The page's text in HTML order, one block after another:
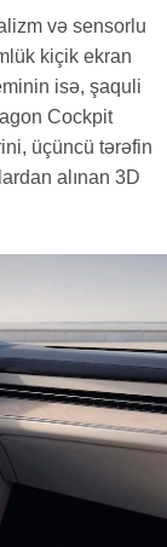
və sensorlu
kiçik ekran
isə, şaquli
Cockpit
üçüncü tərəfin
alınan 3D